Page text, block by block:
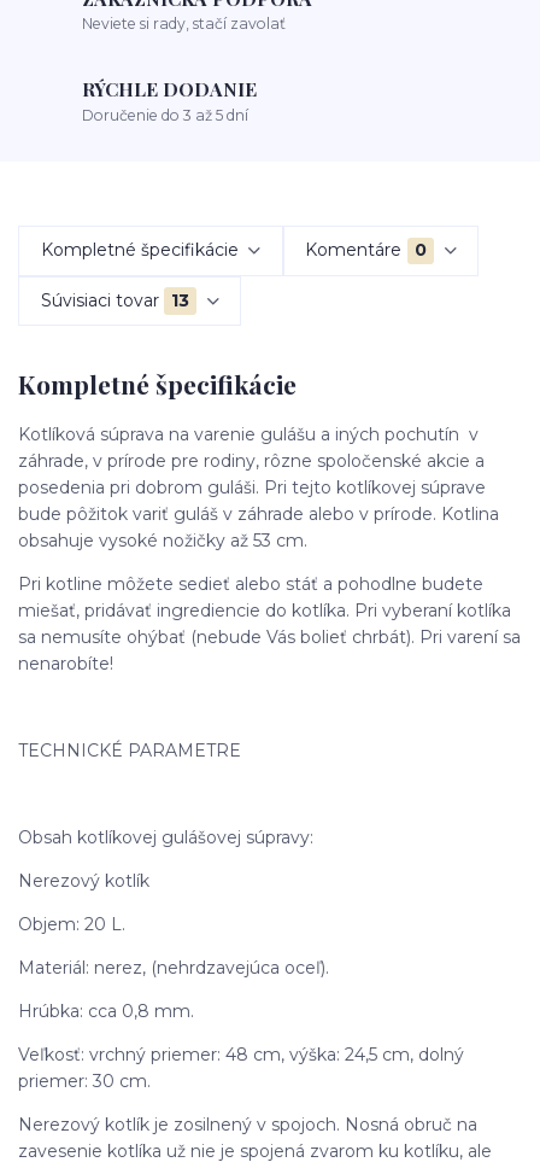
Neviete si rady, stačí zavolať
RÝCHLE DODANIE
Doručenie do 3 až 5 dní
Kompletné špecifikácie Komentáre 0
Súvisiaci tovar 13
Kompletné špecifikácie
Kotlíková súprava na varenie gulášu a iných pochutín v
záhrade, v prírode pre rodiny, rôzne spoločenské akcie a
posedenia pri dobrom guláši. Pri tejto kotlíkovej súprave
bude pôžitok variť guláš v záhrade alebo v prírode. Kotlina
obsahuje vysoké nožičky až 53 cm.
Pri kotline môžete sedieť alebo stáť a pohodlne budete
miešať, pridávať ingrediencie do kotlíka. Pri vyberaní kotlíka
sa nemusíte ohýbať (nebude Vás bolieť chrbát). Pri varení sa
nenarobíte!
TECHNICKÉ PARAMETRE
Obsah kotlíkovej gulášovej súpravy:
Nerezový kotlík
Objem: 20 L.
Materiál: nerez, (nehrdzavejúca oceľ).
Hrúbka: cca 0,8 mm.
Veľkosť: vrchný priemer: 48 cm, výška: 24,5 cm, dolný
priemer: 30 cm.
Nerezový kotlík je zosilnený v spojoch. Nosná obruč na
zavesenie kotlíka už nie je spojená zvarom ku kotlíku, ale